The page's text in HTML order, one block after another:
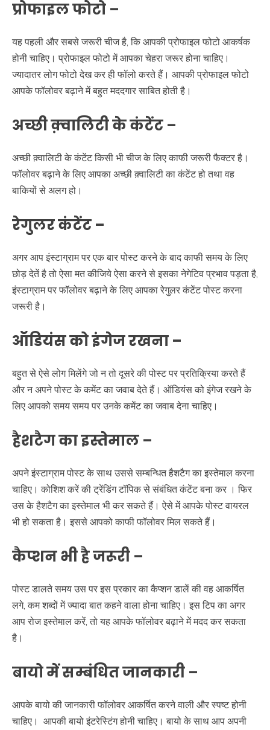
प्रोफाइल फोटो –
यह पहली और सबसे जरूरी चीज है, कि आपकी प्रोफाइल फोटो आकर्षक
होनी चाहिए। प्रोफाइल फोटो में आपका चेहरा जरूर होना चाहिए।
ज्यादातर लोग फोटो देख कर ही फॉलो करते हैं। आपकी प्रोफाइल फोटो
आपके फॉलोवर बढ़ाने में बहुत मददगार साबित होती है।
अच्छी क़्वालिटी के कंटेंट –
अच्छी क़्वालिटी के कंटेंट किसी भी चीज के लिए काफी जरूरी फैक्टर है।
फॉलोवर बढ़ाने के लिए आपका अच्छी क़्वालिटी का कंटेंट हो तथा वह
बाकियों से अलग हो।
रेगुलर कंटेंट –
अगर आप इंस्टाग्राम पर एक बार पोस्ट करने के बाद काफी समय के लिए
छोड़ देतें है तो ऐसा मत कीजिये ऐसा करने से इसका नेगेटिव प्रभाव पड़ता है,
इंस्टाग्राम पर फॉलोवर बढ़ाने के लिए आपका रेगुलर कंटेंट पोस्ट करना
जरूरी है।
ऑडियंस को इंगेज रखना –
बहुत से ऐसे लोग मिलेंगे जो न तो दूसरे की पोस्ट पर प्रतिक्रिया करते हैं
और न अपने पोस्ट के कमेंट का जवाब देते हैं। ऑडियंस को इंगेज रखने के
लिए आपको समय समय पर उनके कमेंट का जवाब देना चाहिए।
हैशटैग का इस्तेमाल –
अपने इंस्टाग्राम पोस्ट के साथ उससे सम्बन्धित हैशटैग का इस्तेमाल करना
चाहिए। कोशिश करें की ट्रेंडिंग टॉपिक से संबंधित कंटेंट बना कर । फिर
उस के हैशटैग का इस्तेमाल भी कर सकते हैं। ऐसे में आपके पोस्ट वायरल
भी हो सकता है। इससे आपको काफी फॉलोवर मिल सकते हैं।
कैप्शन भी है जरूरी –
पोस्ट डालते समय उस पर इस प्रकार का कैप्शन डालें की वह आकर्षित
लगे, कम शब्दों में ज्यादा बात कहने वाला होना चाहिए। इस टिप का अगर
आप रोज इस्तेमाल करें, तो यह आपके फॉलोवर बढ़ाने में मदद कर सकता
है।
बायो में सम्बंधित जानकारी –
आपके बायो की जानकारी फॉलोवर आकर्षित करने वाली और स्पष्ट होनी
चाहिए। आपकी बायो इंटरेस्टिंग होनी चाहिए। बायो के साथ आप अपनी